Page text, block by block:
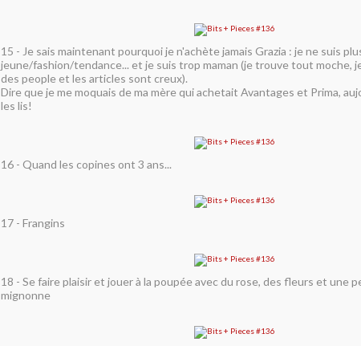
15 - Je sais maintenant pourquoi je n'achète jamais Grazia : je ne suis
jeune/fashion/tendance... et je suis trop maman (je trouve tout moche,
des people et les articles sont creux).
Dire que je me moquais de ma mère qui achetait Avantages et Prima,
les lis!
16 - Quand les copines ont 3 ans...
17 - Frangins
18 - Se faire plaisir et jouer à la poupée avec du rose, des fleurs et une
mignonne